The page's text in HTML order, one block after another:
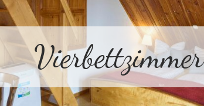
Vierbettzimmer